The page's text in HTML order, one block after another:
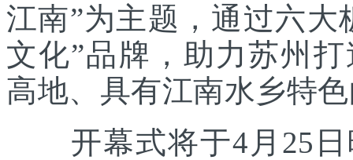
江南”为主题，通过六
文化”品牌，助力苏州
高地、具有江南水乡特
开幕式将于4月25日